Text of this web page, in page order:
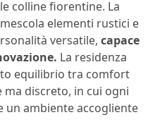
colline fiorentine. La
elementi rustici e
versatile, capace
La residenza
equilibrio tra comfort
discreto, in cui ogni
un ambiente accogliente